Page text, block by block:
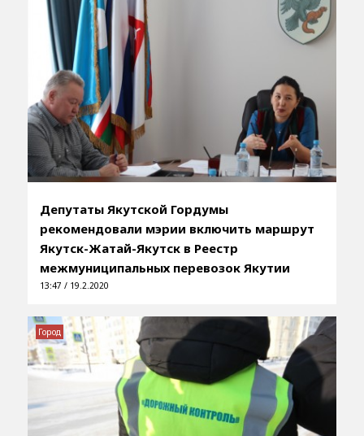
Депутаты Якутской Гордумы
рекомендовали мэрии включить маршрут
Якутск-Жатай-Якутск в Реестр
межмуниципальных перевозок Якутии
13:47 / 19.2.2020
Город